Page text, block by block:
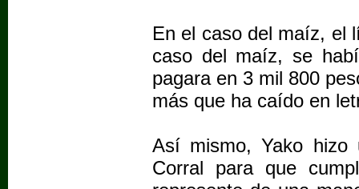
En el caso del maíz, el
caso del maíz, se
pagara en 3 mil 800
más que ha caído en
Así mismo, Yako hizo
Corral para que